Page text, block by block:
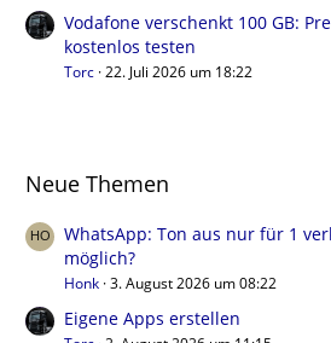
Vodafone verschenkt 100 GB:
kostenlos testen
Torc 22. Juli 2026 um 18:22
Neue Themen
WhatsApp: Ton aus nur für 1
möglich?
Honk 3. August 2026 um 08:22
Eigene Apps erstellen